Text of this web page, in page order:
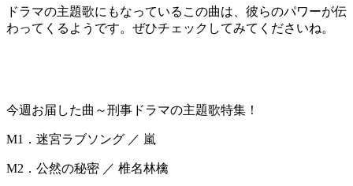
ドラマの主題歌にもなっているこの曲は、彼らのパワーが伝
わってくるようです。ぜひチェックしてみてくださいね。
今週お届した曲～刑事ドラマの主題歌特集！
M1．迷宮ラブソング ／ 嵐
M2．公然の秘密 ／ 椎名林檎